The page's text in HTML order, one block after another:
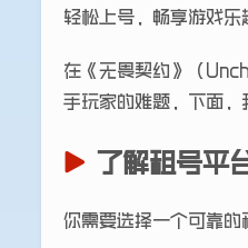
轻松上号，畅享游戏乐
在《无畏契约》（
手玩家的难题，下面，
了解租号平
你需要选择一个可靠